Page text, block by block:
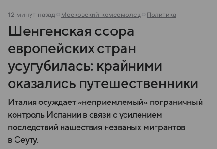
12 минут назад Московский комсомолец Политика
Шенгенская ссора
европейских стран
усугубилась: крайними
оказались путешественники
Италия осуждает «неприемлемый» пограничный
контроль Испании в связи с усилением
последствий нашествия незваных мигрантов
в Сеуту.